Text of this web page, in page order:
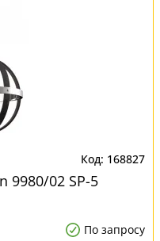
168827
9980/02 SP-5
По запросу